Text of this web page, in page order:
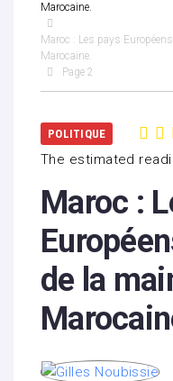
Marocaine.
Maroc : Les pays
Marocaine.
Page 2
POLITIQUE
The estimated
Maroc :
de la